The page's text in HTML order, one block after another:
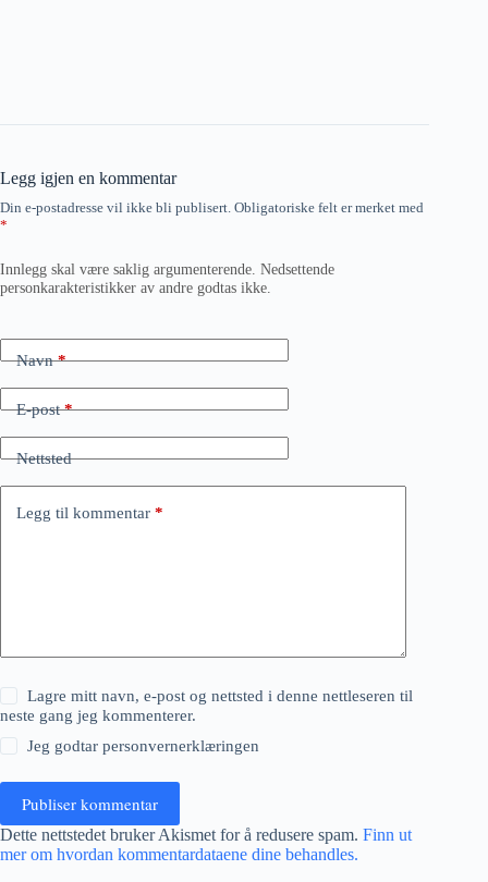
Legg igjen en kommentar
Din e-postadresse vil ikke bli publisert. Obligatoriske felt er merket med
*
Innlegg skal være saklig argumenterende. Nedsettende
personkarakteristikker av andre godtas ikke.
Navn*
E-post*
Nettsted
Legg til kommentar *
Lagre mitt navn, e-post og nettsted i denne nettleseren til
neste gang jeg kommenterer.
Jeg godtarpersonvernerklæringen
Publiser kommentar
Dette nettstedet bruker Akismet for å redusere spam. Finn ut
mer om hvordan kommentardataene dine behandles.